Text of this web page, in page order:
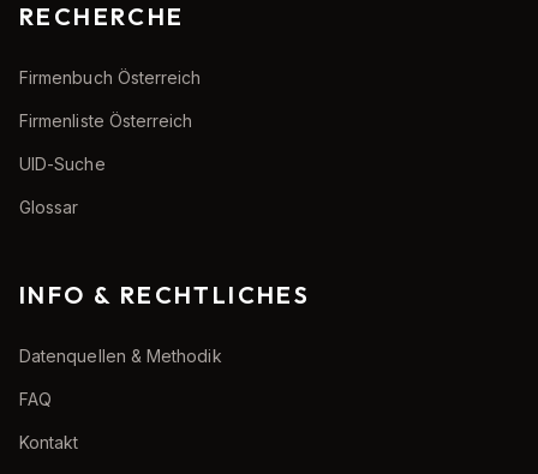
RECHERCHE
Firmenbuch Österreich
Firmenliste Österreich
UID-Suche
Glossar
INFO & RECHTLICHES
Datenquellen & Methodik
FAQ
Kontakt